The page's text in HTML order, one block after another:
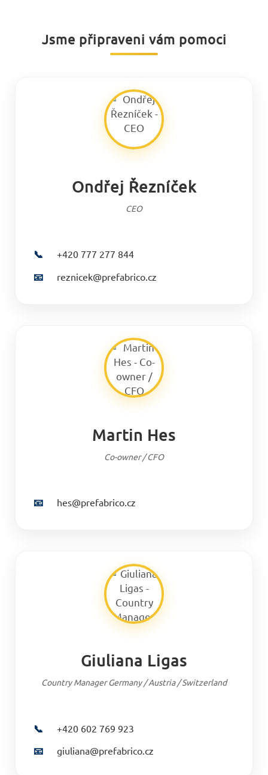
Jsme připraveni vám pomoci
Ondřej Řezníček
CEO
📞
+420 777 277 844
📧
reznicek@prefabrico.cz
Martin Hes
Co-owner / CFO
📧 hes@prefabrico.cz
Giuliana Ligas
Country Manager Germany / Austria / Switzerland
📞
+420 602 769 923
📧
giuliana@prefabrico.cz